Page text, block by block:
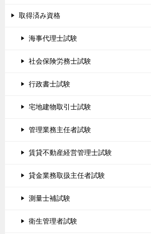
取得済み資格
海事代理士試験
社会保険労務士試験
行政書士試験
宅地建物取引士試験
管理業務主任者試験
賃貸不動産経営管理士試験
貸金業務取扱主任者試験
測量士補試験
衛生管理者試験